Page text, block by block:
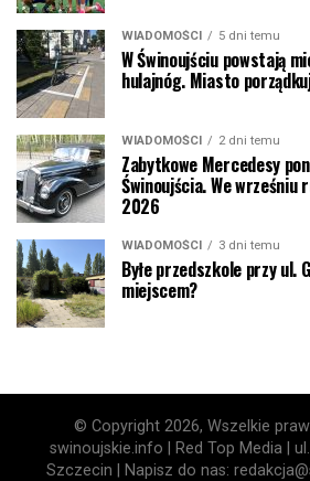
WIADOMOŚCI 5 dni temu
W Świnoujściu powstają
hulajnóg. Miasto
WIADOMOŚCI 2 dni temu
Zabytkowe Mercedesy
Świnoujścia. We
2026
WIADOMOŚCI 3 dni temu
Byłe przedszkole przy ul.
miejscem?
© Copyright 2026, Wszelkie
swinoujskie.info | Red Top Media |
Szczecin | Napisz do nas: